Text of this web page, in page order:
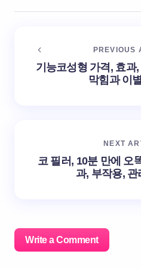
PREVIOUS
기능코성형 가격, 효과
막힘과 이
NEXT
코 필러, 10분 만에 오
과, 부작용, 관
Write a Comment